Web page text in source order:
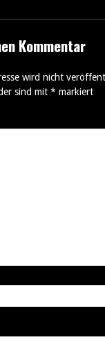
Kommentar
wird nicht
sind mit * markiert